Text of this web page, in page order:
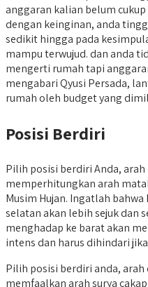
anggaran kalian belum
dengan keinginan, anda
sedikit hingga pada
mampu terwujud. dan anda
mengerti rumah tapi
mengabari Qyusi Persada,
rumah oleh budget yang
Posisi Berdiri
Pilih posisi berdiri Anda,
memperhitungkan arah
Musim Hujan. Ingatlah
selatan akan lebih sejuk dan
menghadap ke barat akan
intens dan harus dihindari
Pilih posisi berdiri anda,
memfaalkan arah surya